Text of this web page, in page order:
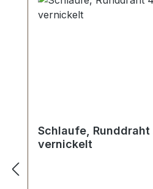
Schlaufe, Runddraht
vernickelt